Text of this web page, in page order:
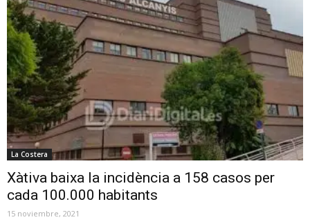
La Costera
Xàtiva baixa la incidència a 158 casos per
cada 100.000 habitants
15 noviembre, 2021